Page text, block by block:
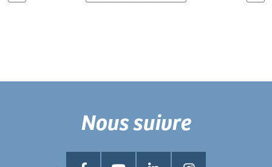
Nous suivre